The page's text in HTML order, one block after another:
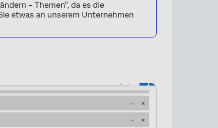
×
– Themen”, da es die
etwas an unserem Unternehmen